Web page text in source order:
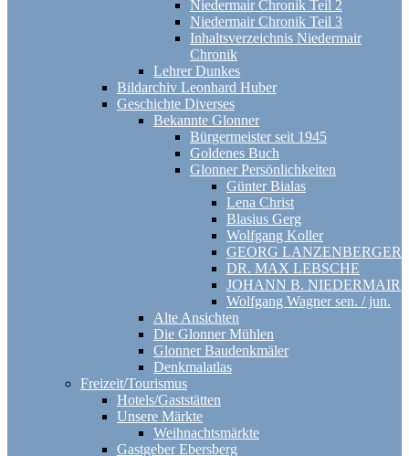
Niedermair Chronik Teil 2
Niedermair Chronik Teil 3
Inhaltsverzeichnis Niedermair
Chronik
Lehrer Dunkes
Bildarchiv Leonhard Huber
Geschichte Diverses
Bekannte Glonner
Bürgermeister seit 1945
Goldenes Buch
Glonner Persönlichkeiten
Günter Bialas
Lena Christ
Blasius Gerg
Wolfgang Koller
GEORG LANZENBERGER
DR. MAX LEBSCHE
JOHANN B. NIEDERMAIR
Wolfgang Wagner sen. / jun.
Alte Ansichten
Die Glonner Mühlen
Glonner Baudenkmäler
Denkmalatlas
Freizeit/Tourismus
Hotels/Gaststätten
Unsere Märkte
Weihnachtsmärkte
Gastgeber Ebersberg